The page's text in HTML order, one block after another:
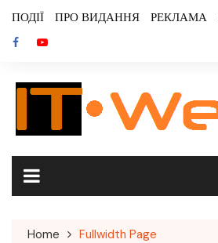
content
ПОДІЇ ПРО ВИДАННЯ РЕКЛАМА
Home Fullwidth Page